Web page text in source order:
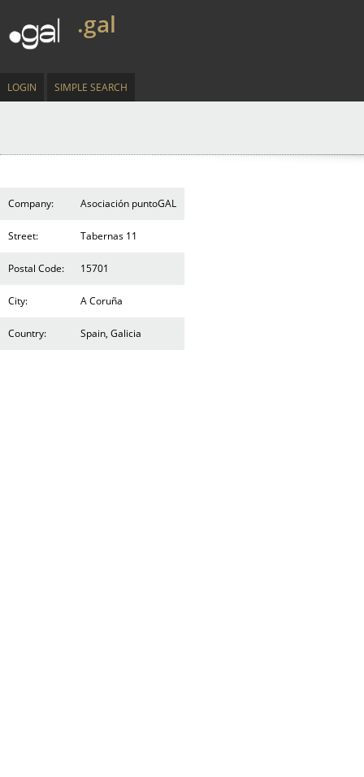
.gal
LOGIN SIMPLE SEARCH
Company: Asociación puntoGAL
Street: Tabernas 11
Postal Code: 15701
City: A Coruña
Country: Spain, Galicia